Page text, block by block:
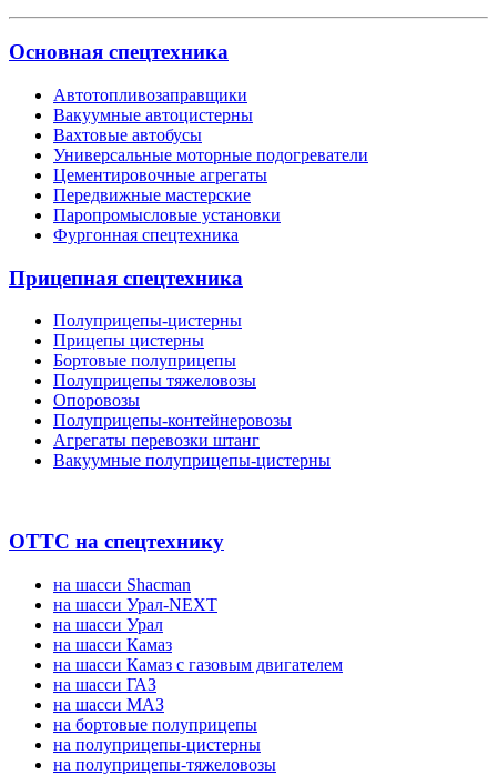
Основная спецтехника
Автотопливозаправщики
Вакуумные автоцистерны
Вахтовые автобусы
Универсальные моторные подогреватели
Цементировочные агрегаты
Передвижные мастерские
Паропромысловые установки
Фургонная спецтехника
Прицепная спецтехника
Полуприцепы-цистерны
Прицепы цистерны
Бортовые полуприцепы
Полуприцепы тяжеловозы
Опоровозы
Полуприцепы-контейнеровозы
Агрегаты перевозки штанг
Вакуумные полуприцепы-цистерны
ОТТС на спецтехнику
на шасси Shacman
на шасси Урал-NEXT
на шасси Урал
на шасси Камаз
на шасси Камаз с газовым двигателем
на шасси ГАЗ
на шасси МАЗ
на бортовые полуприцепы
на полуприцепы-цистерны
на полуприцепы-тяжеловозы